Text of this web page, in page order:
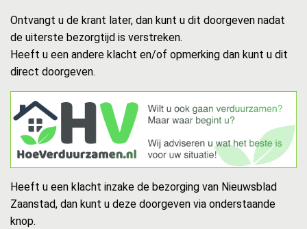
Ontvangt u de krant later, dan kunt u dit doorgeven nadat
de uiterste bezorgtijd is verstreken.
Heeft u een andere klacht en/of opmerking dan kunt u dit
direct doorgeven.
Heeft u een klacht inzake de bezorging van Nieuwsblad
Zaanstad, dan kunt u deze doorgeven via onderstaande
knop.